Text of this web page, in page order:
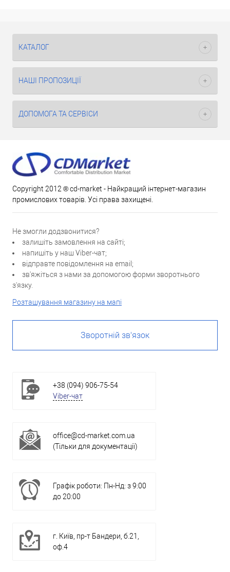
КАТАЛОГ
НАШІ ПРОПОЗИЦІЇ
ДОПОМОГА ТА СЕРВІСИ
Copyright 2012 ® cd-market - Найкращий інтернет-магазин
промислових товарів. Усі права захищені.
Не змогли додзвонитися?
залишіть замовлення на сайті;
напишіть у наш Viber-чат;
відправте повідомлення на email;
зв'яжіться з нами за допомогою форми зворотнього
з'язку.
Розташування магазину на мапі
Зворотній зв'язок
+38 (094) 906-75-54
Viber-чат
office@cd-market.com.ua
(Тільки для документації)
Графік роботи: Пн-Нд: з 9:00
до 20:00
г. Київ, пр-т Бандери, б.21,
оф.4